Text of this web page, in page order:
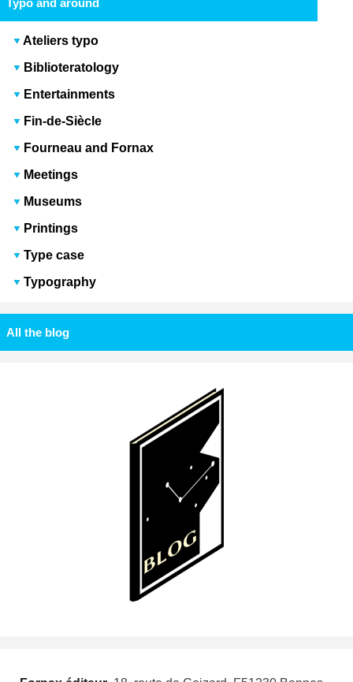
Typo and around
Ateliers typo
Biblioteratology
Entertainments
Fin-de-Siècle
Fourneau and Fornax
Meetings
Museums
Printings
Type case
Typography
All the blog